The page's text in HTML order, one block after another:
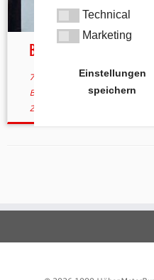
Backofenfest in Arzlohe
7. September 2015inAktuelles
Backofen
Backofenfestvon
2015
TechnicalTechnical
MarketingMarketing
Einstellungen
speichern